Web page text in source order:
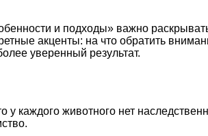
и подходы» важно
акценты: на что обратить
уверенный результат.
у каждого животного нет